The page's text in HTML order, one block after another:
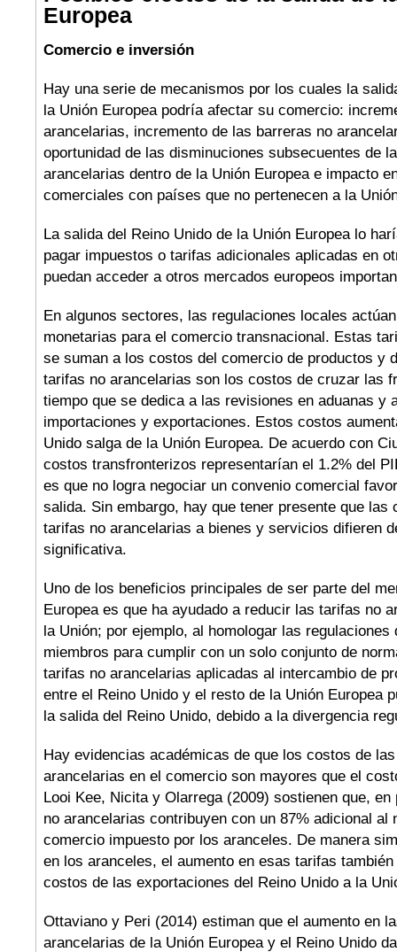
Europea
Comercio e inversión
Hay una serie de mecanismos por los cuales la
la Unión Europea podría afectar su comercio:
arancelarias, incremento de las barreras no
oportunidad de las disminuciones subsecuentes de
arancelarias dentro de la Unión Europea e impacto
comerciales con países que no pertenecen a la
La salida del Reino Unido de la Unión Europea lo
pagar impuestos o tarifas adicionales aplicadas en
puedan acceder a otros mercados europeos
En algunos sectores, las regulaciones locales
monetarias para el comercio transnacional. Estas
se suman a los costos del comercio de productos y
tarifas no arancelarias son los costos de cruzar las
tiempo que se dedica a las revisiones en aduanas y
importaciones y exportaciones. Estos costos
Unido salga de la Unión Europea. De acuerdo con
costos transfronterizos representarían el 1.2% del
es que no logra negociar un convenio comercial
salida. Sin embargo, hay que tener presente que
tarifas no arancelarias a bienes y servicios difieren
significativa.
Uno de los beneficios principales de ser parte del
Europea es que ha ayudado a reducir las tarifas no
la Unión; por ejemplo, al homologar las regulaciones
miembros para cumplir con un solo conjunto de
tarifas no arancelarias aplicadas al intercambio de
entre el Reino Unido y el resto de la Unión Europea
la salida del Reino Unido, debido a la divergencia
Hay evidencias académicas de que los costos de
arancelarias en el comercio son mayores que el
Looi Kee, Nicita y Olarrega (2009) sostienen que,
no arancelarias contribuyen con un 87% adicional al
comercio impuesto por los aranceles. De manera
en los aranceles, el aumento en esas tarifas
costos de las exportaciones del Reino Unido a la
Ottaviano y Peri (2014) estiman que el aumento en
arancelarias de la Unión Europea y el Reino Unido